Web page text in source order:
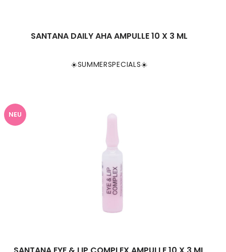
☀️SUMMERSPECIALS☀️
SANTANA DAILY AHA AMPULLE 10 X 3 ML
NEU